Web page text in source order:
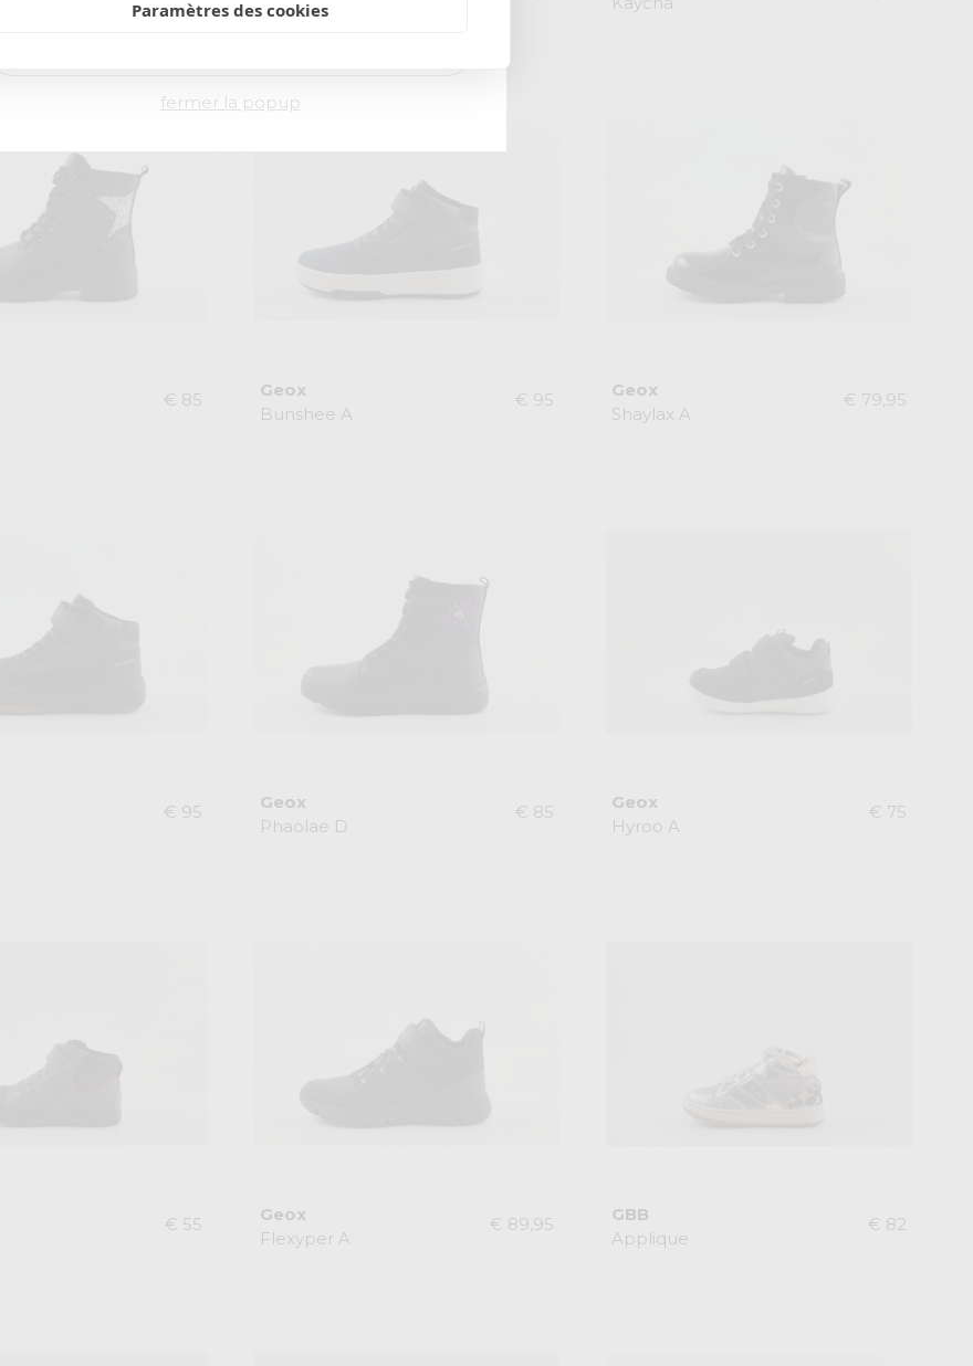
Paramètres des cookies
€ 85
Geox
Bunshee A
€ 95
Geox
Shaylax A
€ 79,95
€ 95
Geox
Phaolae D
€ 85
Geox
Hyroo A
€ 75
€ 55
Geox
Flexyper A
€ 89,95
GBB
Applique
€ 82
fermer la popup